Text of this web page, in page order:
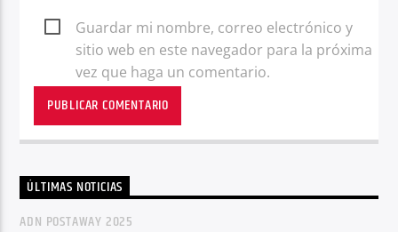
Guardar mi nombre, correo electrónico y
sitio web en este navegador para la próxima
vez que haga un comentario.
ÚLTIMAS NOTICIAS
ADN POSTAWAY 2025